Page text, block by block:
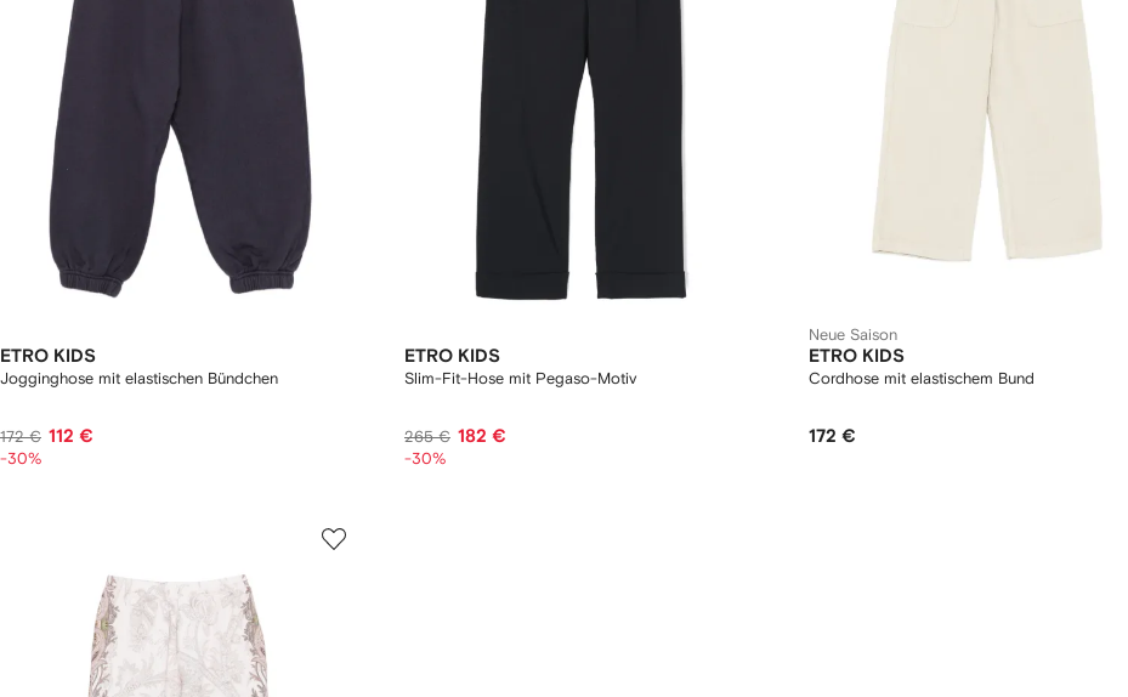
ETRO KIDS
Jogginghose mit elastischen Bündchen
172 € 112 €
-30%
ETRO KIDS
Slim-Fit-Hose mit Pegaso-Motiv
265 € 182 €
-30%
Neue Saison
ETRO KIDS
Cordhose mit elastischem Bund
172 €